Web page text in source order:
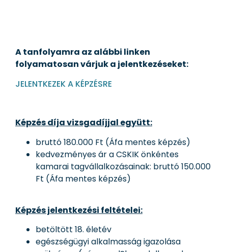
A tanfolyamra az alábbi linken
folyamatosan várjuk a jelentkezéseket:
JELENTKEZEK A KÉPZÉSRE
Képzés díja vizsgadíjjal együtt:
bruttó 180.000 Ft (Áfa mentes képzés)
kedvezményes ár a CSKIK önkéntes
kamarai tagvállalkozásainak: bruttó 150.000
Ft (Áfa mentes képzés)
Képzés jelentkezési feltételei:
betöltött 18. életév
egészségügyi alkalmasság igazolása